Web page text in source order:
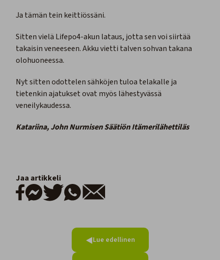
Ja tämän tein keittiössäni.
Sitten vielä Lifepo4-akun lataus, jotta sen voi siirtää
takaisin veneeseen. Akku vietti talven sohvan takana
olohuoneessa.
Nyt sitten odottelen sähköjen tuloa telakalle ja
tietenkin ajatukset ovat myös lähestyvässä
veneilykaudessa.
Katariina, John Nurmisen Säätiön Itämerilähettiläs
Jaa artikkeli
Lue edellinen